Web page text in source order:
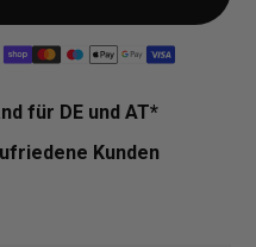
für DE und AT*
Kunden